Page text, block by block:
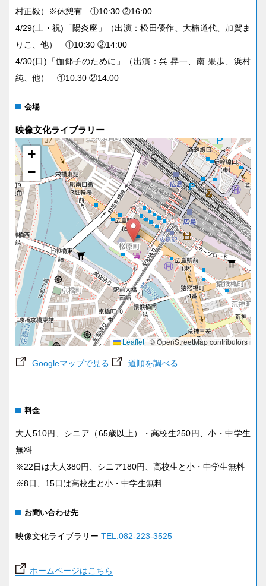
村正毅）※休憩有 ①10:30 ②16:00
4/29(土・祝)「陽炎座」（出演：松田優作、大楠道代、加賀ま
りこ、他） ①10:30 ②14:00
4/30(日)「伽倻子のために」（出演：呉 昇一、南 果歩、浜村
純、他） ①10:30 ②14:00
会場
映像文化ライブラリー
+
−
Leaflet|© OpenStreetMap contributors
Googleマップで見る 道順を調べる
料金
大人510円、シニア（65歳以上）・高校生250円、小・中学生
無料
※22日は大人380円、シニア180円、高校生と小・中学生無料
※8日、15日は高校生と小・中学生無料
お問い合わせ先
映像文化ライブラリー TEL.082-223-3525
ホームページはこちら